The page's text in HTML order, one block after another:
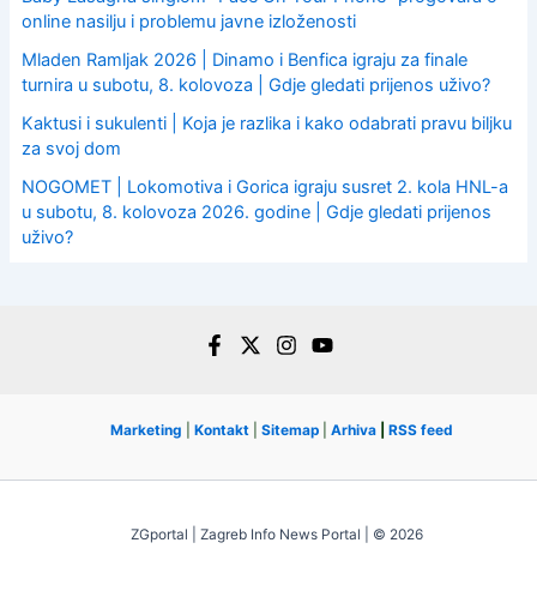
online nasilju i problemu javne izloženosti
Mladen Ramljak 2026 | Dinamo i Benfica igraju za finale
turnira u subotu, 8. kolovoza | Gdje gledati prijenos uživo?
Kaktusi i sukulenti | Koja je razlika i kako odabrati pravu biljku
za svoj dom
NOGOMET | Lokomotiva i Gorica igraju susret 2. kola HNL-a
u subotu, 8. kolovoza 2026. godine | Gdje gledati prijenos
uživo?
Marketing Kontakt Sitemap Arhiva RSS feed
ZGportal | Zagreb Info News Portal | © 2026